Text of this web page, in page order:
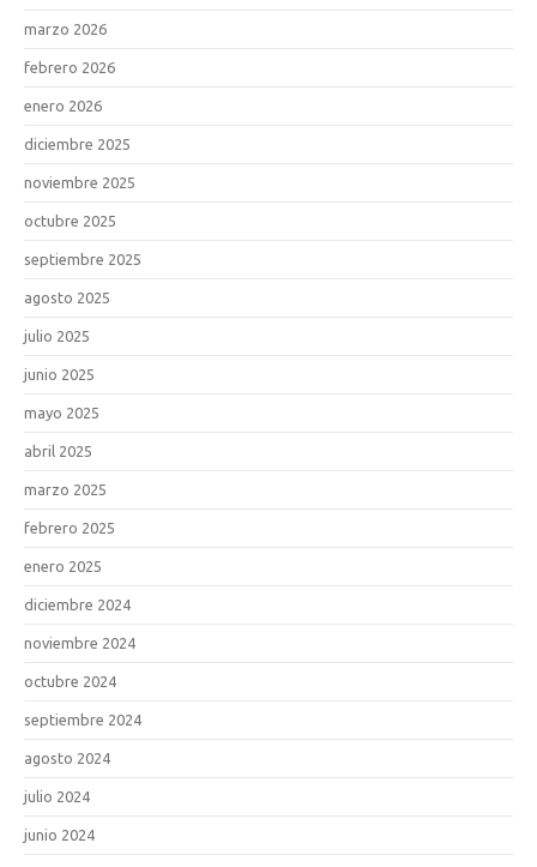
marzo 2026
febrero 2026
enero 2026
diciembre 2025
noviembre 2025
octubre 2025
septiembre 2025
agosto 2025
julio 2025
junio 2025
mayo 2025
abril 2025
marzo 2025
febrero 2025
enero 2025
diciembre 2024
noviembre 2024
octubre 2024
septiembre 2024
agosto 2024
julio 2024
junio 2024